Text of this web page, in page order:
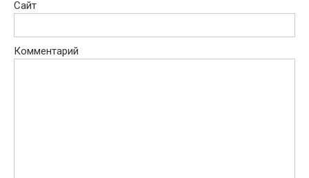
Сайт
Комментарий